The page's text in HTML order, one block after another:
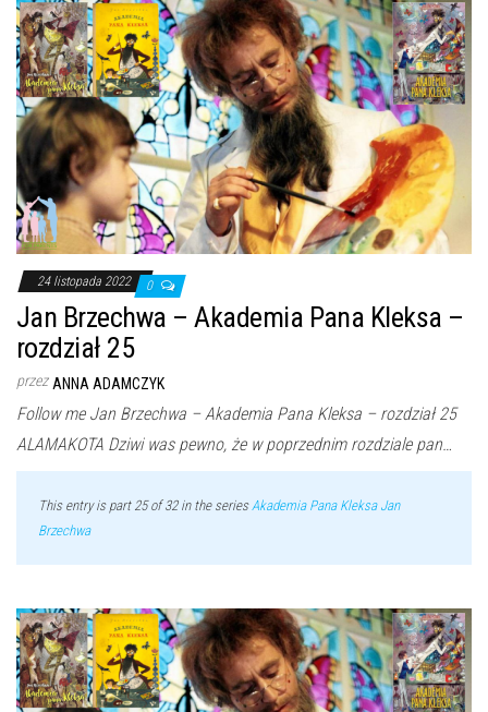
24 listopada 2022 0
Jan Brzechwa – Akademia Pana Kleksa –
rozdział 25
przez ANNA ADAMCZYK
Follow me Jan Brzechwa – Akademia Pana Kleksa – rozdział 25
ALAMAKOTA Dziwi was pewno, że w poprzednim rozdziale pan…
This entry is part 25 of 32 in the seriesAkademia Pana Kleksa Jan
Brzechwa